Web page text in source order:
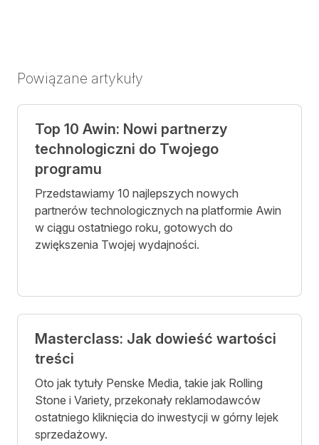
Powiązane artykuły
Top 10 Awin: Nowi partnerzy
technologiczni do Twojego
programu
Przedstawiamy 10 najlepszych nowych
partnerów technologicznych na platformie Awin
w ciągu ostatniego roku, gotowych do
zwiększenia Twojej wydajności.
Masterclass: Jak dowieść wartości
treści
Oto jak tytuły Penske Media, takie jak Rolling
Stone i Variety, przekonały reklamodawców
ostatniego kliknięcia do inwestycji w górny lejek
sprzedażowy.